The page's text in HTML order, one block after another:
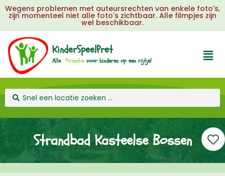
Wegens problemen met auteursrechten van enkele foto's,
zijn momenteel niet alle foto's zichtbaar. Alle filmpjes zijn
wel beschikbaar.
KinderSpeelPret
Alle voor kinderen op een rijtje!
Strandbad Kasteelse Bossen